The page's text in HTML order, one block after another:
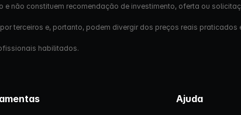
não constituem recomendação de investimento, oferta ou
terceiros e, portanto, podem divergir dos preços reais praticados
habilitados.
Ajuda